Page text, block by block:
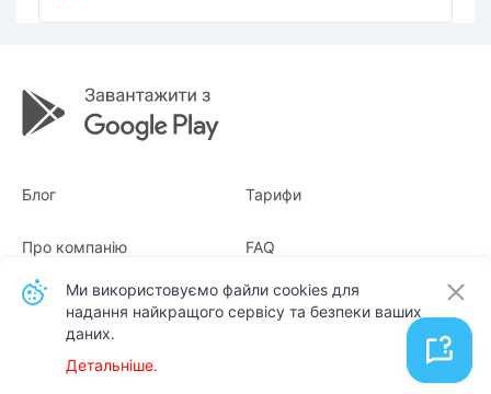
Блог Тарифи
Про компанію
Квитанції
FAQ
Для бізнесу
Ми використовуємо файли cookies для
надання найкращого сервісу та безпеки ваших
даних.
Детальніше.